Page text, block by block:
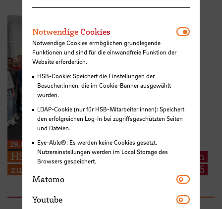
29.06.2026
HSB begrüßt EMSS Studierende aus Polen
zum Start der EMSS-Industry Week 2026
Notwendige Cookies
Notwendige Cookies ermöglichen grundlegende
Funktionen und sind für die einwandfreie Funktion der
Website erforderlich.
HSB-Cookie: Speichert die Einstellungen der
Besucher:innen, die im Cookie-Banner ausgewählt
wurden.
LDAP-Cookie (nur für HSB-Mitarbeiter:innen): Speichert
den erfolgreichen Log-In bei zugriffsgeschützten Seiten
und Dateien.
Eye-Able®: Es werden keine Cookies gesetzt.
Nutzereinstellungen werden im Local Storage des
Browsers gespeichert.
Matomo Matomo
Youtube Youtube